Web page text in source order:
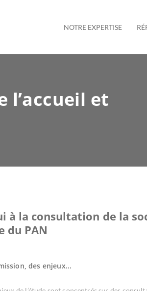
NOTRE EXPERTISE
l’accueil et
à la consultation de la
du PAN
des enjeux...